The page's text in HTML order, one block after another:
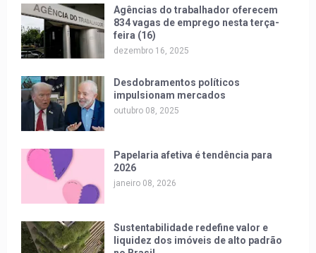
Agências do trabalhador oferecem
834 vagas de emprego nesta terça-
feira (16)
dezembro 16, 2025
Desdobramentos políticos
impulsionam mercados
outubro 08, 2025
Papelaria afetiva é tendência para
2026
janeiro 08, 2026
Sustentabilidade redefine valor e
liquidez dos imóveis de alto padrão